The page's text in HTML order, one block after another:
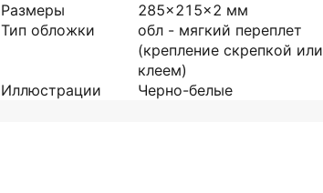
Размеры
285x215x2 мм
Тип обложки
обл - мягкий переплет
(крепление скрепкой или
клеем)
Иллюстрации
Черно-белые